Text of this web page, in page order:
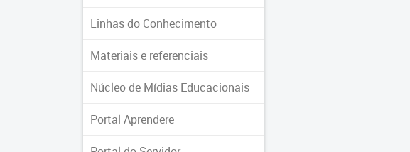
Linhas do Conhecimento
Materiais e referenciais
Núcleo de Mídias Educacionais
Portal Aprendere